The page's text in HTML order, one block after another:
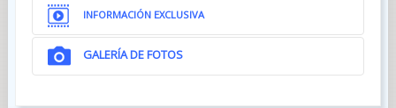
INFORMACIÓN EXCLUSIVA
GALERÍA DE FOTOS